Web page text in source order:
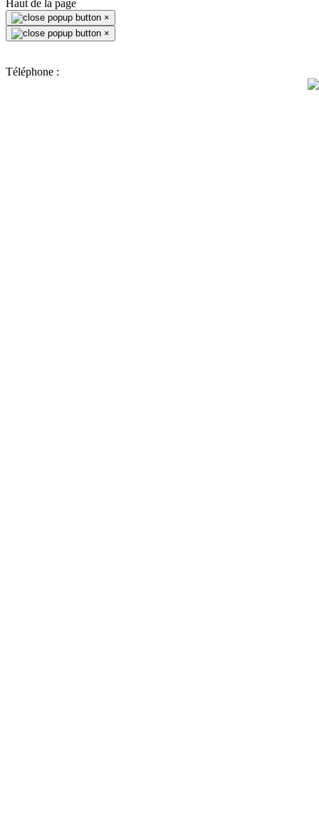
Haut de la page
×
×
Téléphone :